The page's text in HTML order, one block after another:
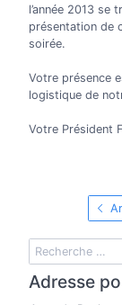
l’année 2013 se
présentation de
soirée.
Votre présence
logistique de
Votre Président
Adresse